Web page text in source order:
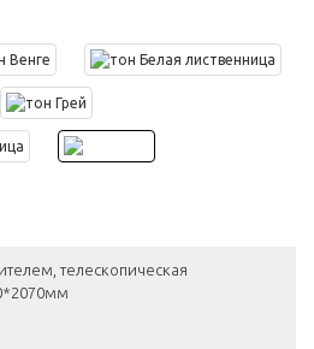
телескопическая